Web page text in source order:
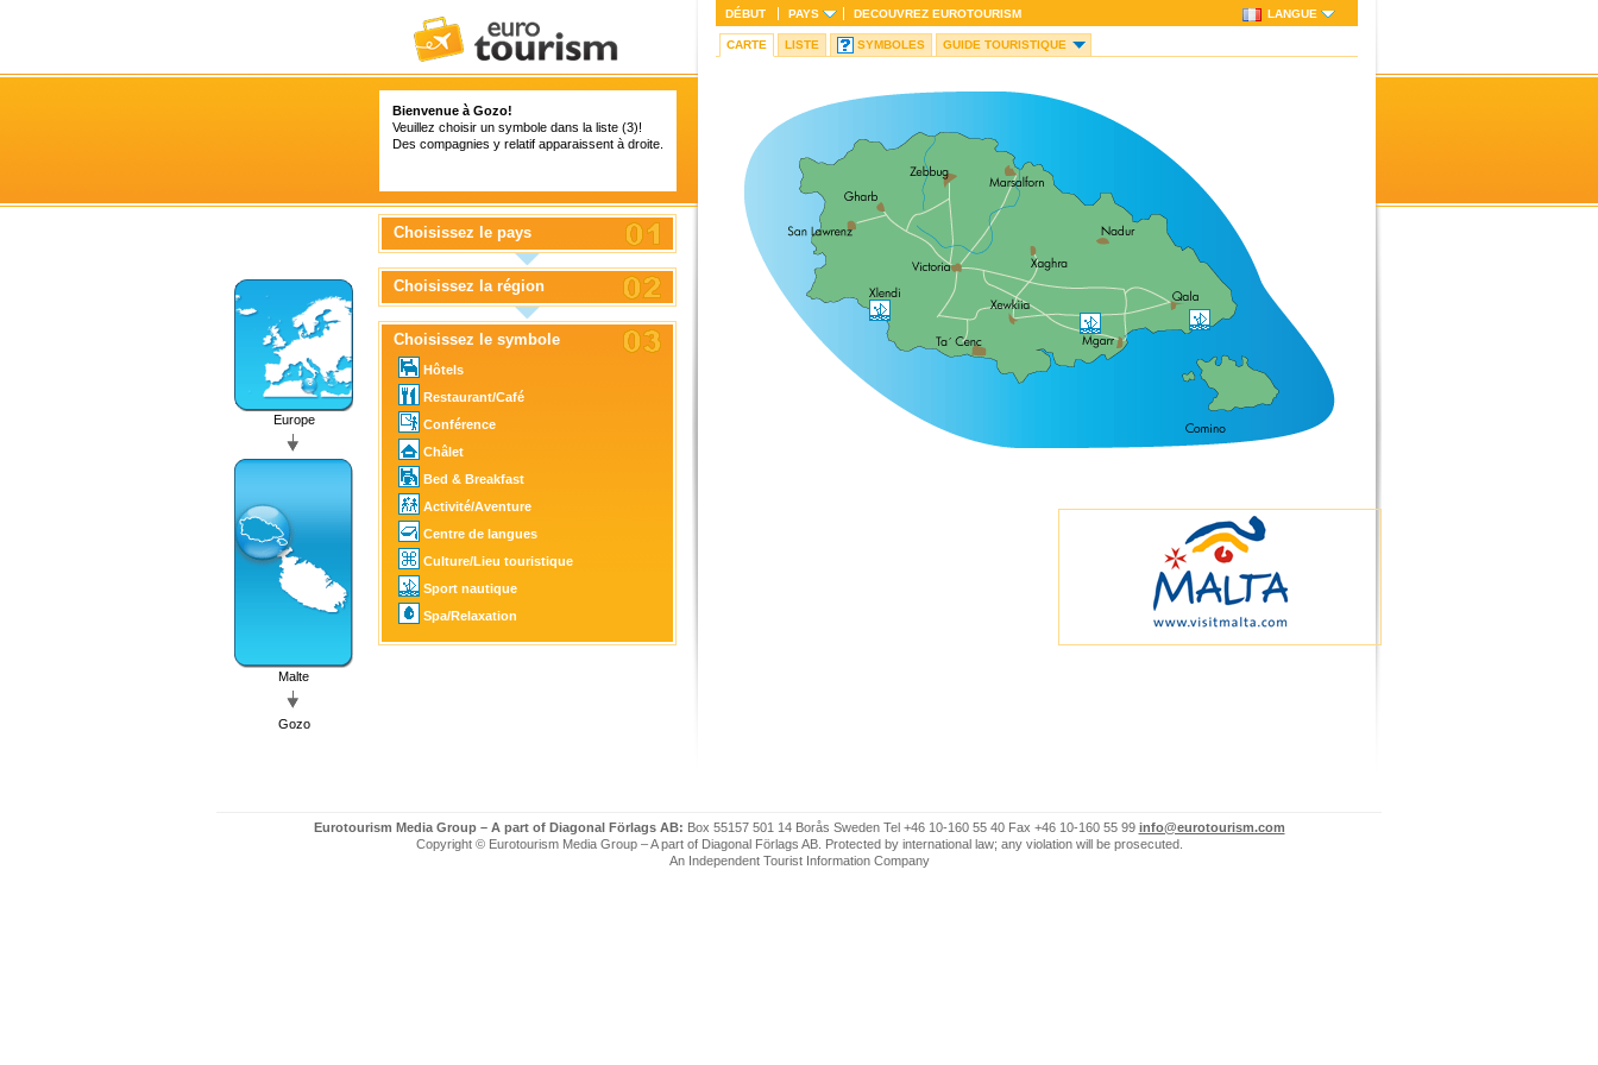
Bienvenue à Gozo!
Veuillez choisir un symbole dans la liste (3)!
Des compagnies y relatif apparaissent à droite.
Europe
Malte
Gozo
Choisissez le pays
Choisissez la région
Choisissez le symbole
Hôtels
Restaurant/Café
Conférence
Châlet
Bed & Breakfast
Activité/Aventure
Centre de langues
Culture/Lieu touristique
Sport nautique
Spa/Relaxation
DÉBUT PAYS DECOUVREZ EUROTOURISM LANGUE
CARTE LISTE SYMBOLES GUIDE TOURISTIQUE
Eurotourism Media Group – A part of Diagonal Förlags AB: Box 55157 501 14 Borås Sweden Tel +46 10-160 55 40 Fax +46 10-160 55 99 info@eurotourism.com
Copyright © Eurotourism Media Group – A part of Diagonal Förlags AB. Protected by international law; any violation will be prosecuted.
An Independent Tourist Information Company